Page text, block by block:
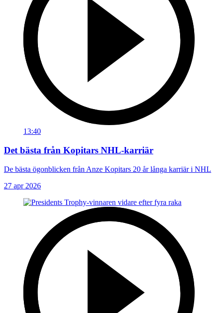
13:40
Det bästa från Kopitars NHL-karriär
De bästa ögonblicken från Anze Kopitars 20 år långa karriär i NHL
27 apr 2026